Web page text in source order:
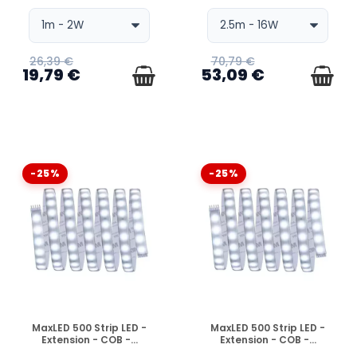
26,39 €
19,79 €
70,79 €
53,09 €
-25%
EN STOCK
MaxLED 500 Strip LED -
Extension - COB -...
-25%
EN STOCK
MaxLED 500 Strip LED -
Extension - COB -...